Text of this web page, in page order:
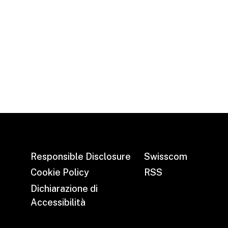
Responsible Disclosure
Cookie Policy
Dichiarazione di
Accessibilità
Swisscom
RSS